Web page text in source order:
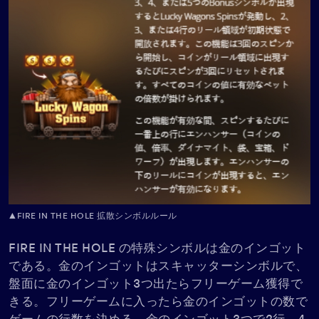
▲FIRE IN THE HOLE 拡散シンボルルール
FIRE IN THE HOLE の特殊シンボルは金のインゴット
である。金のインゴットはスキャッターシンボルで、
盤面に金のインゴット3つ出たらフリーゲーム獲得で
きる。フリーゲームに入ったら金のインゴットの数で